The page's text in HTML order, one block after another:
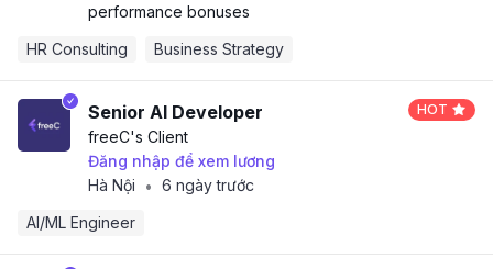
performance bonuses
HR Consulting
Business Strategy
Senior AI Developer HOT
freeC's Client
Đăng nhập để xem lương
Hà Nội
• 6 ngày trước
AI/ML Engineer